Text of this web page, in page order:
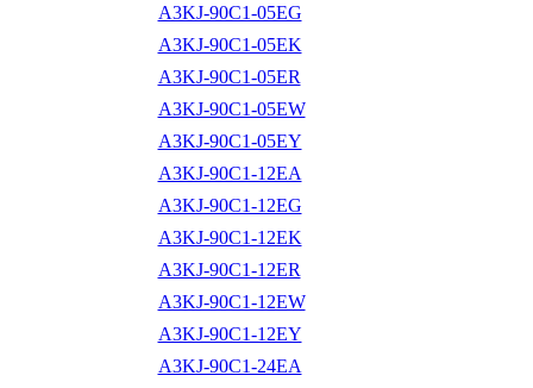
A3KJ-90C1-05EG
A3KJ-90C1-05EK
A3KJ-90C1-05ER
A3KJ-90C1-05EW
A3KJ-90C1-05EY
A3KJ-90C1-12EA
A3KJ-90C1-12EG
A3KJ-90C1-12EK
A3KJ-90C1-12ER
A3KJ-90C1-12EW
A3KJ-90C1-12EY
A3KJ-90C1-24EA